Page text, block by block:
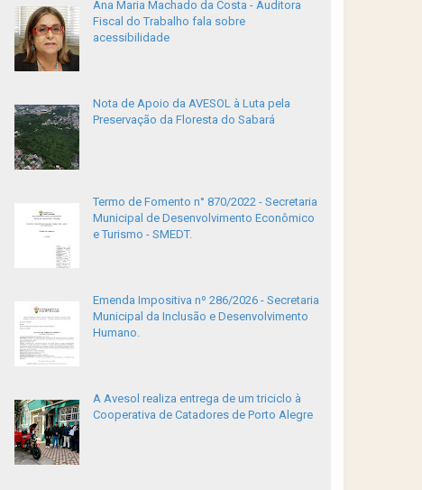
Ana Maria Machado da Costa - Auditora
Fiscal do Trabalho fala sobre
acessibilidade
Nota de Apoio da AVESOL à Luta pela
Preservação da Floresta do Sabará
Termo de Fomento n° 870/2022 - Secretaria
Municipal de Desenvolvimento Econômico
e Turismo - SMEDT.
Emenda Impositiva nº 286/2026 - Secretaria
Municipal da Inclusão e Desenvolvimento
Humano.
A Avesol realiza entrega de um triciclo à
Cooperativa de Catadores de Porto Alegre